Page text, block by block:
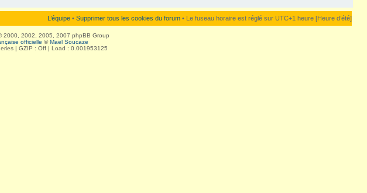
L’équipe • Supprimer tous les cookies du forum • Le fuseau horaire est réglé sur UTC+1 heure [Heure d’été]
2000, 2002, 2005, 2007 phpBB Group
officielle ©Maël Soucaze
| GZIP : Off | Load : 0.001953125